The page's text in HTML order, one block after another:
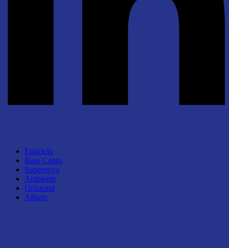
Emiciclo
Base Cento
Supernova
Ambiente
Orizzonti
Album